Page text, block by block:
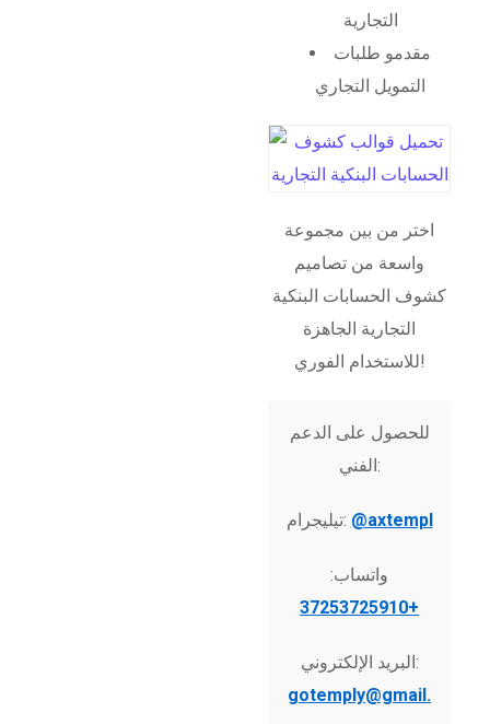
التجارية
مقدمو طلبات
التمويل التجاري
اختر من بين مجموعة
واسعة من تصاميم
كشوف الحسابات البنكية
التجارية الجاهزة
للاستخدام الفوري!
للحصول على الدعم
الفني:
تيليجرام: @axtempl
واتساب:
+37253725910
البريد الإلكتروني:
gotemply@gmail.